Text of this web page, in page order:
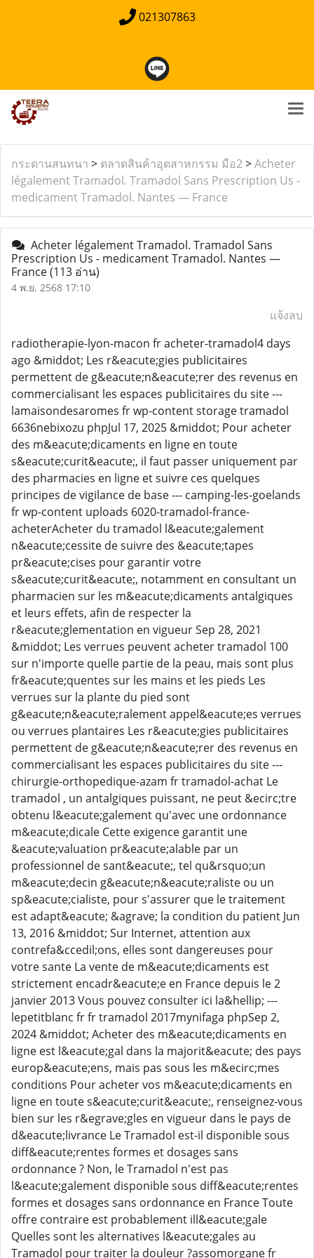
021307863
กระดานสนทนา > ตลาดสินค้าอุตสาหกรรม มือ2>Acheter
légalement Tramadol. Tramadol Sans Prescription Us -
medicament Tramadol. Nantes — France
Acheter légalement Tramadol. Tramadol Sans
Prescription Us - medicament Tramadol. Nantes —
France(113 อ่าน)
4 พ.ย. 2568 17:10
แจ้งลบ
radiotherapie-lyon-macon fr acheter-tramadol4 days
ago &middot; Les r&eacute;gies publicitaires
permettent de g&eacute;n&eacute;rer des revenus en
commercialisant les espaces publicitaires du site ---
lamaisondesaromes fr wp-content storage tramadol
6636nebixozu phpJul 17, 2025 &middot; Pour acheter
des m&eacute;dicaments en ligne en toute
s&eacute;curit&eacute;, il faut passer uniquement par
des pharmacies en ligne et suivre ces quelques
principes de vigilance de base --- camping-les-goelands
fr wp-content uploads 6020-tramadol-france-
acheterAcheter du tramadol l&eacute;galement
n&eacute;cessite de suivre des &eacute;tapes
pr&eacute;cises pour garantir votre
s&eacute;curit&eacute;, notamment en consultant un
pharmacien sur les m&eacute;dicaments antalgiques
et leurs effets, afin de respecter la
r&eacute;glementation en vigueur Sep 28, 2021
&middot; Les verrues peuvent acheter tramadol 100
sur n'importe quelle partie de la peau, mais sont plus
fr&eacute;quentes sur les mains et les pieds Les
verrues sur la plante du pied sont
g&eacute;n&eacute;ralement appel&eacute;es verrues
ou verrues plantaires Les r&eacute;gies publicitaires
permettent de g&eacute;n&eacute;rer des revenus en
commercialisant les espaces publicitaires du site ---
chirurgie-orthopedique-azam fr tramadol-achat Le
tramadol , un antalgiques puissant, ne peut &ecirc;tre
obtenu l&eacute;galement qu'avec une ordonnance
m&eacute;dicale Cette exigence garantit une
&eacute;valuation pr&eacute;alable par un
professionnel de sant&eacute;, tel qu&rsquo;un
m&eacute;decin g&eacute;n&eacute;raliste ou un
sp&eacute;cialiste, pour s'assurer que le traitement
est adapt&eacute; &agrave; la condition du patient Jun
13, 2016 &middot; Sur Internet, attention aux
contrefa&ccedil;ons, elles sont dangereuses pour
votre sante La vente de m&eacute;dicaments est
strictement encadr&eacute;e en France depuis le 2
janvier 2013 Vous pouvez consulter ici la&hellip; ---
lepetitblanc fr fr tramadol 2017mynifaga phpSep 2,
2024 &middot; Acheter des m&eacute;dicaments en
ligne est l&eacute;gal dans la majorit&eacute; des pays
europ&eacute;ens, mais pas sous les m&ecirc;mes
conditions Pour acheter vos m&eacute;dicaments en
ligne en toute s&eacute;curit&eacute;, renseignez-vous
bien sur les r&egrave;gles en vigueur dans le pays de
d&eacute;livrance Le Tramadol est-il disponible sous
diff&eacute;rentes formes et dosages sans
ordonnance ? Non, le Tramadol n'est pas
l&eacute;galement disponible sous diff&eacute;rentes
formes et dosages sans ordonnance en France Toute
offre contraire est probablement ill&eacute;gale
Quelles sont les alternatives l&eacute;gales au
Tramadol pour traiter la douleur ?assomorgane fr